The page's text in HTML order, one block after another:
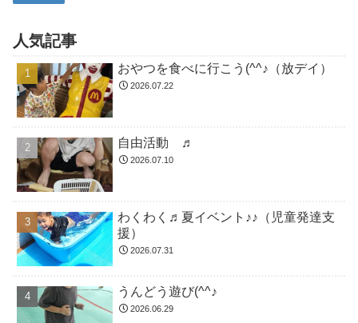
人気記事
おやつを食べに行こう(^^♪（放デイ）
2026.07.22
自由活動 ♬
2026.07.10
わくわく♬夏イベント♪♪（児童発達支
援）
2026.07.31
うんどう遊び(^^♪
2026.06.29